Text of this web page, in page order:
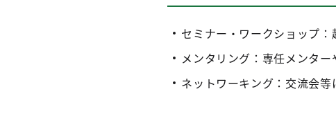
セミナー・ワークショップ
メンタリング：専任メンタ
ネットワーキング：交流会